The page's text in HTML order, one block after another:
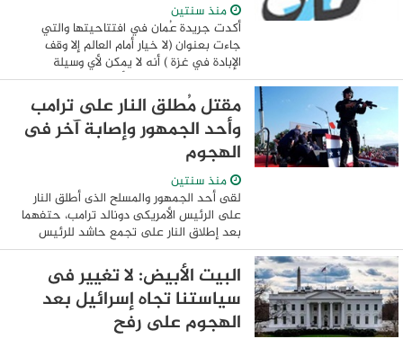
منذ سنتين
أكدت جريدة عُمان في افتتاحيتها والتي
جاءت بعنوان (لا خيار أمام العالم إلا وقف
الإبادة في غزة ) أنه لا يمكن لأي وسيلة
إعلامية حرة في العالم أن تتجاهل ما يحدث
في غزة من مجازر ومذابح وتجويع الأطفال ...
مقتل مُطلق النار على ترامب
وأحد الجمهور وإصابة آخر فى
الهجوم
منذ سنتين
لقى أحد الجمهور والمسلح الذى أطلق النار
على الرئيس الأمريكى دونالد ترامب، حتفهما
بعد إطلاق النار على تجمع حاشد للرئيس
السابق دونالد ترامب في ولاية بنسلفانيا،
وفقًا لما ذكره المدعى العام لمقاطعة بتلر ...
البيت الأبيض: لا تغيير فى
سياستنا تجاه إسرائيل بعد
الهجوم على رفح